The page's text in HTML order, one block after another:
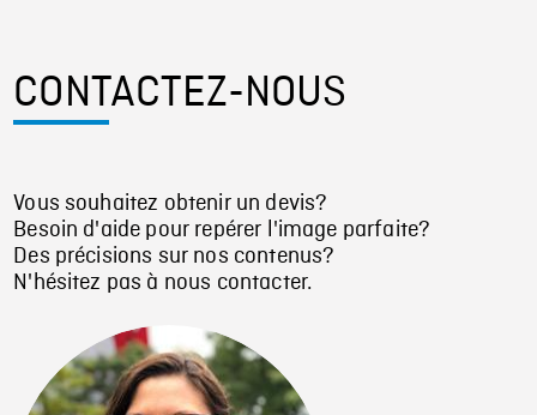
CONTACTEZ-NOUS
Vous souhaitez obtenir un devis?
Besoin d'aide pour repérer l'image parfaite?
Des précisions sur nos contenus?
N'hésitez pas à nous contacter.